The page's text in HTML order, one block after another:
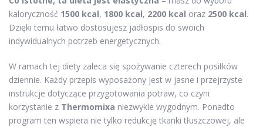
kaloryczność 1500 kcal, 1800 kcal, 2200 kcal oraz 2500 kcal.
Dzięki temu łatwo dostosujesz jadłospis do swoich
indywidualnych potrzeb energetycznych.
W ramach tej diety zaleca się spożywanie czterech posiłków
dziennie. Każdy przepis wyposażony jest w jasne i przejrzyste
instrukcje dotyczące przygotowania potraw, co czyni
korzystanie z Thermomixa niezwykle wygodnym. Ponadto
program ten wspiera nie tylko redukcję tkanki tłuszczowej, ale